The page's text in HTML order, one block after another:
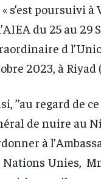
Pay
Pay
s’est poursuivi à
du 25 au 29
d
2023, à Riyad
’’au regard de
de nuire au
à
Nations Unies,